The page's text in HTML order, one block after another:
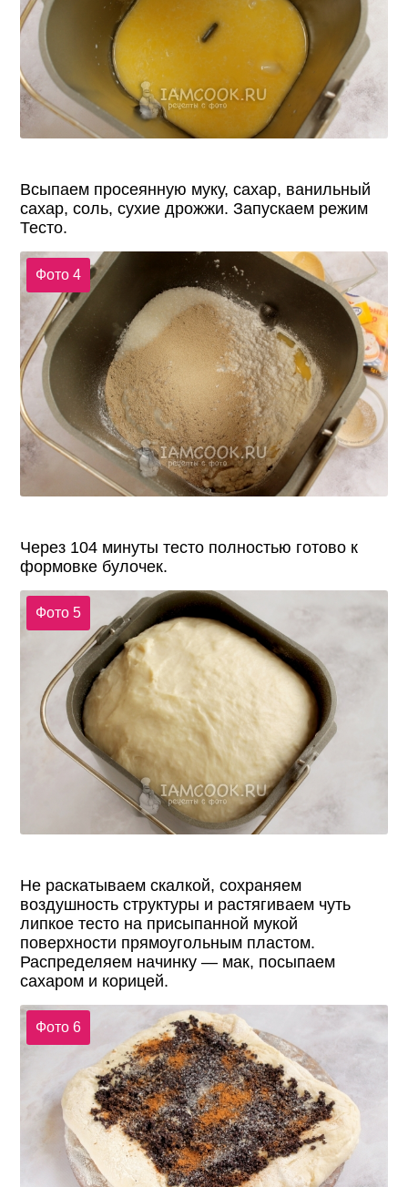
Всыпаем просеянную муку, сахар, ванильный
сахар, соль, сухие дрожжи. Запускаем режим
Тесто.
Фото 4
Через 104 минуты тесто полностью готово к
формовке булочек.
Фото 5
Не раскатываем скалкой, сохраняем
воздушность структуры и растягиваем чуть
липкое тесто на присыпанной мукой
поверхности прямоугольным пластом.
Распределяем начинку — мак, посыпаем
сахаром и корицей.
Фото 6